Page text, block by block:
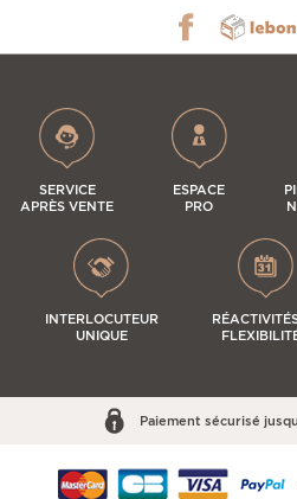
SERVICE
APRÈS VENTE
ESPACE
PRO
INTERLOCUTEUR
UNIQUE
Paiement sécurisé